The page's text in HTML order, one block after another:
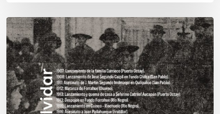
Chawrakawin:
Palimpsesto
explora
a
través
del